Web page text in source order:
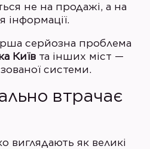
не на продажі, а на
інформації.
серйозна проблема
Київ та інших міст —
системи.
втрачає
виглядають як великі